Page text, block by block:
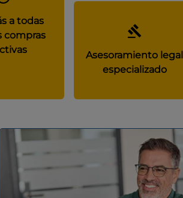
a todas
compras
Asesoramiento legal
especializado